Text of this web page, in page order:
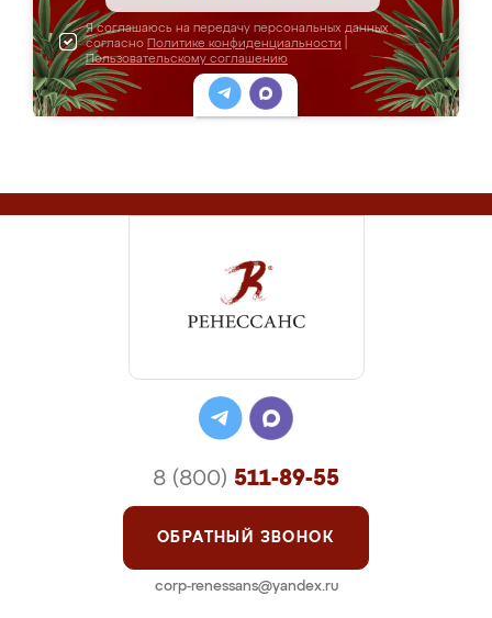
Я соглашаюсь на передачу персональных данных
согласно Политике конфиденциальности
Пользовательскому соглашению
8 (800) 511-89-55
ОБРАТНЫЙ ЗВОНОК
corp-renessans@yandex.ru